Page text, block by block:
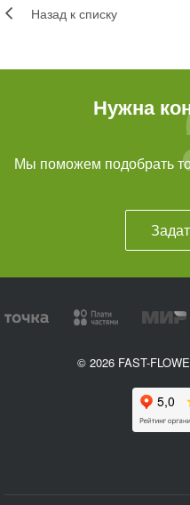
Назад к списку
Нужна
Мы поможем подобрать
© 2026 FAST-